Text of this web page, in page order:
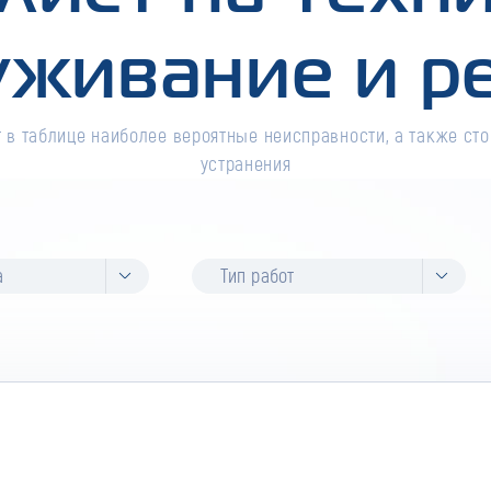
и
таблице наиболее вероятные неисправности, а также
устранения
Тип работ